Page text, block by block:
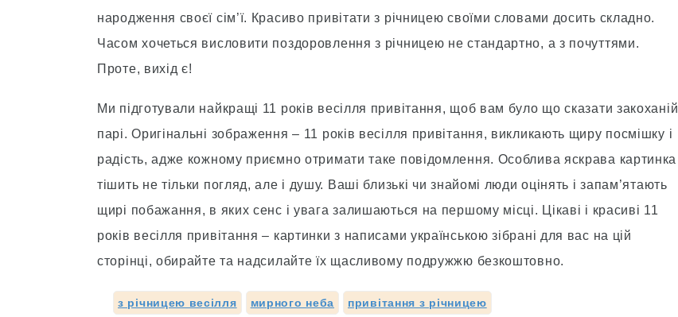
народження своєї сім’ї. Красиво привітати з річницею своїми словами досить складно.
Часом хочеться висловити поздоровлення з річницею не стандартно, а з почуттями.
Проте, вихід є!
Ми підготували найкращі 11 років весілля привітання, щоб вам було що сказати закоханій
парі. Оригінальні зображення – 11 років весілля привітання, викликають щиру посмішку і
радість, адже кожному приємно отримати таке повідомлення. Особлива яскрава картинка
тішить не тільки погляд, але і душу. Ваші близькі чи знайомі люди оцінять і запам’ятають
щирі побажання, в яких сенс і увага залишаються на першому місці. Цікаві і красиві 11
років весілля привітання – картинки з написами українською зібрані для вас на цій
сторінці, обирайте та надсилайте їх щасливому подружжю безкоштовно.
з річницею весілля мирного неба привітання з річницею